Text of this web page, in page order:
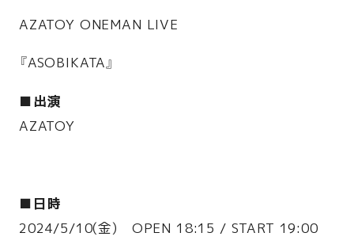
AZATOY ONEMAN LIVE
『ASOBIKATA』
■出演
AZATOY
■日時
2024/5/10(金) OPEN 18:15 / START 19:00